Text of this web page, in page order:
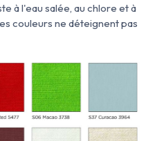
à l'eau salée, au chlore et à
couleurs ne déteignent pas